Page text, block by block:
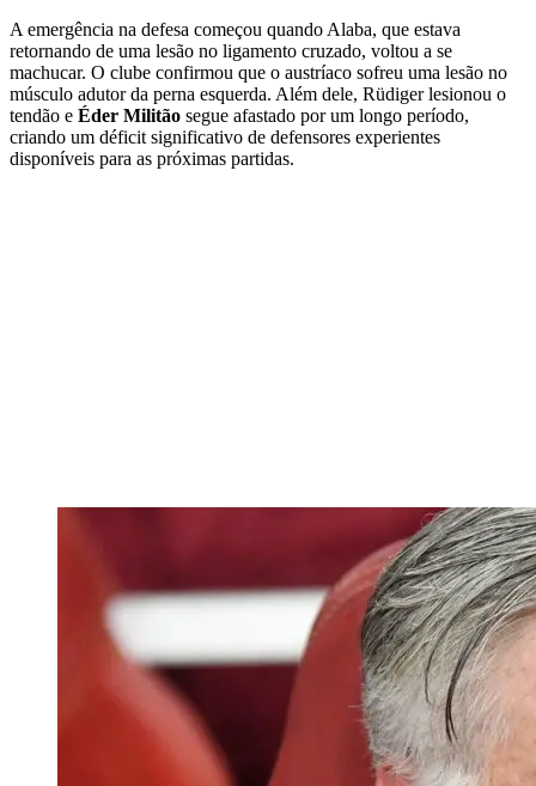
A emergência na defesa começou quando Alaba, que estava
retornando de uma lesão no ligamento cruzado, voltou a se
machucar. O clube confirmou que o austríaco sofreu uma lesão no
músculo adutor da perna esquerda. Além dele, Rüdiger lesionou o
tendão e Éder Militão segue afastado por um longo período,
criando um déficit significativo de defensores experientes
disponíveis para as próximas partidas.